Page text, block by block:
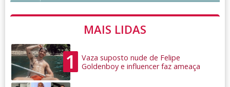
MAIS LIDAS
1
Vaza suposto nude de Felipe
Goldenboy e influencer faz ameaça